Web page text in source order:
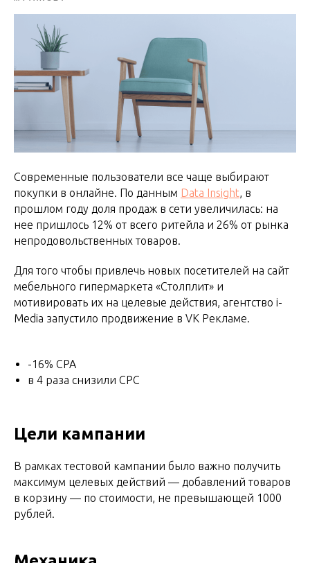
Современные пользователи все чаще выбирают
покупки в онлайне. По данным Data Insight, в
прошлом году доля продаж в сети увеличилась: на
нее пришлось 12% от всего ритейла и 26% от рынка
непродовольственных товаров.
Для того чтобы привлечь новых посетителей на сайт
мебельного гипермаркета «Столплит» и
мотивировать их на целевые действия, агентство i-
Media запустило продвижение в VK Рекламе.
-16% CPA
в 4 раза снизили CPC
Цели кампании
В рамках тестовой кампании было важно получить
максимум целевых действий — добавлений товаров
в корзину — по стоимости, не превышающей 1000
рублей.